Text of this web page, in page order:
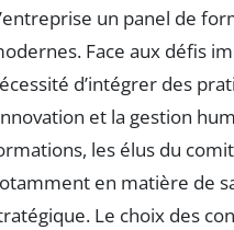
un panel de
Face aux défis
d’intégrer des
et la gestion
les élus du
en matière de
Le choix des